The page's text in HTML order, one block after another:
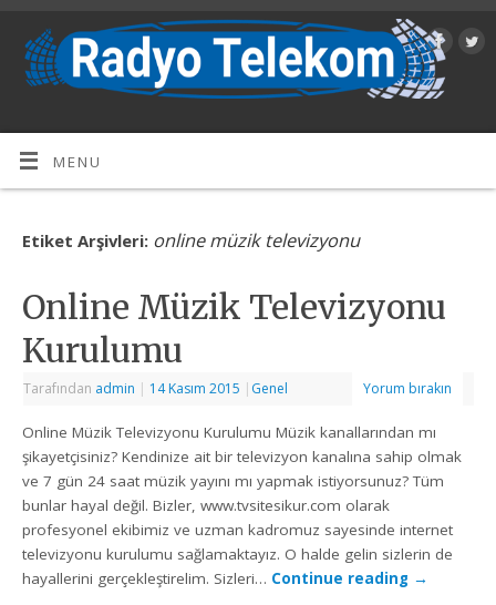
MENU
Etiket Arşivleri: online müzik televizyonu
Online Müzik Televizyonu
Kurulumu
Tarafından admin | 14 Kasım 2015 | Genel Yorum bırakın
Online Müzik Televizyonu Kurulumu Müzik kanallarından mı
şikayetçisiniz? Kendinize ait bir televizyon kanalına sahip olmak
ve 7 gün 24 saat müzik yayını mı yapmak istiyorsunuz? Tüm
bunlar hayal değil. Bizler, www.tvsitesikur.com olarak
profesyonel ekibimiz ve uzman kadromuz sayesinde internet
televizyonu kurulumu sağlamaktayız. O halde gelin sizlerin de
hayallerini gerçekleştirelim. Sizleri… Continue reading →